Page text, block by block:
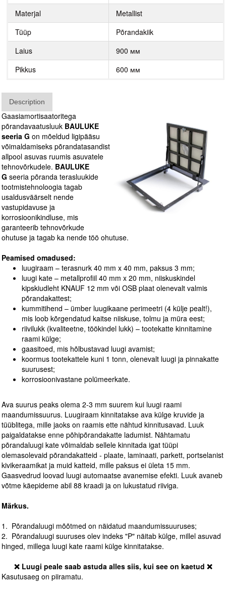
Materjal
Metallist
Tüüp
Põrandakiik
Laius
900 мм
Pikkus
600 мм
Description
Gaasiamortisaatoritega
põrandavaatusluuk BAULUKE
seeria G on mõeldud ligipääsu
võimaldamiseks põrandatasandist
allpool asuvas ruumis asuvatele
tehnovõrkudele. BAULUKE
G seeria põranda terasluukide
tootmistehnoloogia tagab
usaldusväärselt nende
vastupidavuse ja
korrosioonikindluse, mis
garanteerib tehnovõrkude
ohutuse ja tagab ka nende töö ohutuse.
Peamised omadused:
luugiraam – terasnurk 40 mm x 40 mm, paksus 3 mm;
luugi kate – metallprofiil 40 mm x 20 mm, niiskuskindel
kipskiudleht KNAUF 12 mm või OSB plaat olenevalt valmis
põrandakattest;
kummitihend – ümber luugikaane perimeetri (4 külje pealt!),
mis loob kõrgendatud kaitse niiskuse, tolmu ja müra eest;
riivilukk (kvaliteetne, töökindel lukk) – tootekatte kinnitamine
raami külge;
gaasitoed, mis hõlbustavad luugi avamist;
koormus tootekattele kuni 1 tonn, olenevalt luugi ja pinnakatte
suurusest;
korrosioonivastane polümeerkate.
Ava suurus peaks olema 2-3 mm suurem kui luugi raami
maandumissuurus. Luugiraam kinnitatakse ava külge kruvide ja
tüüblitega, mille jaoks on raamis ette nähtud kinnitusavad. Luuk
paigaldatakse enne põhipõrandakatte ladumist. Nähtamatu
põrandaluugi kate võimaldab sellele kinnitada igat tüüpi
olemasolevaid põrandakatteid - plaate, laminaati, parkett, portselanist
kivikeraamikat ja muid katteid, mille paksus ei ületa 15 mm.
Gaasvedrud loovad luugi automaatse avanemise efekti. Luuk avaneb
võtme käepideme abil 88 kraadi ja on lukustatud riiviga.
Märkus.
1. Põrandaluugi mõõtmed on näidatud maandumissuuruses;
2. Põrandaluugi suuruses olev indeks "P" näitab külge, millel asuvad
hinged, millega luugi kate raami külge kinnitatakse.
❌ Luugi peale saab astuda alles siis, kui see on kaetud ❌
Kasutusaeg on piiramatu.